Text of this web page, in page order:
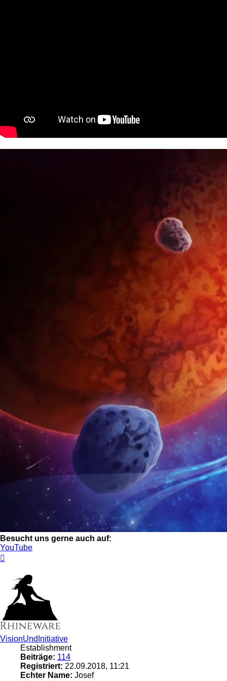
Besucht uns gerne auch auf:
YouTube
VisionUndInitiative
Establishment
Beiträge: 114
Registriert: 22.09.2018, 11:21
Echter Name: Josef